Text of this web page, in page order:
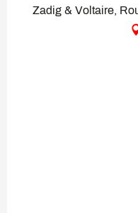
Zadig & Voltaire,